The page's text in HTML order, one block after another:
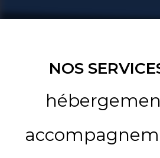
NOS